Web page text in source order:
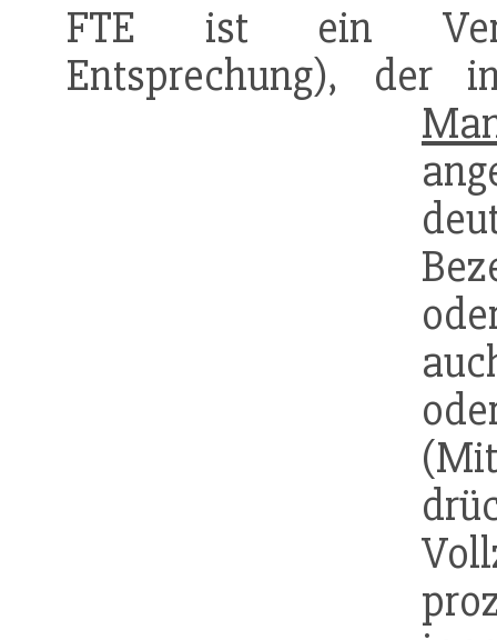
FTE ist ein
Entsprechung), der